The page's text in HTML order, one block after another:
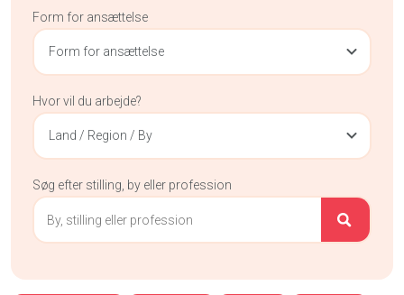
Form for ansættelse
Form for ansættelse
Hvor vil du arbejde?
Land / Region / By
Søg efter stilling, by eller profession